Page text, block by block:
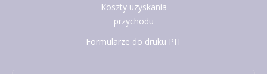
Koszty uzyskania
przychodu
Formularze do druku PIT